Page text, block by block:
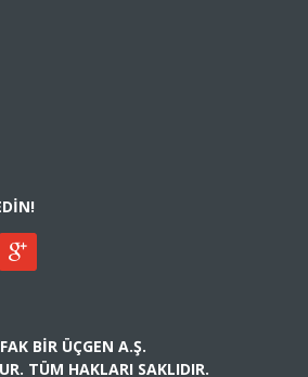
BIR ÜÇGEN A.Ş.
TÜM HAKLARI SAKLIDIR.